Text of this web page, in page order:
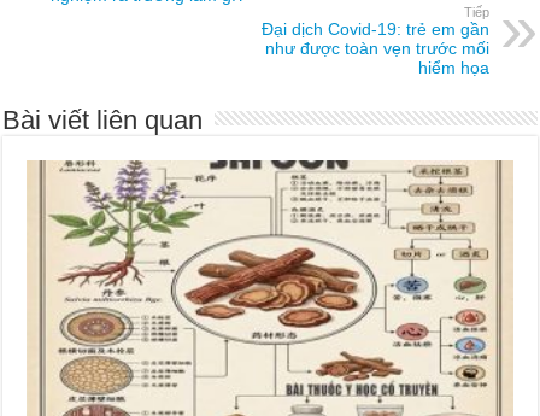
Tiếp
Đại dịch Covid-19: trẻ em gần
như được toàn vẹn trước mối
hiểm họa
Bài viết liên quan